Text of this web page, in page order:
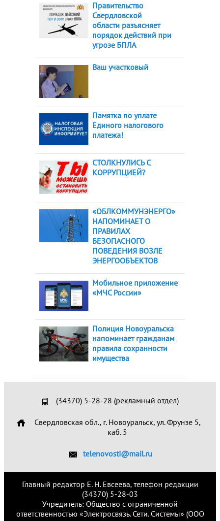
Правительство
Свердловской
области разъясняет
порядок действий при
угрозе БПЛА
Ваш участковый
Памятка по уплате
Единого налогового
платежа!
СТОЛКНУЛИСЬ С
КОРРУПЦИЕЙ?
«ОБЛКОММУНЭНЕРГО»
НАПОМИНАЕТ О
ПРАВИЛАХ
БЕЗОПАСНОГО
ПОВЕДЕНИЯ ВОЗЛЕ
ЭНЕРГООБЪЕКТОВ
Мобильное приложение
«МЧС России»
Полиция Новоуральска
напоминает гражданам
правила сохранности
имущества
(34370) 5-28-28 (рекламный отдел)
Свердловская обл., г. Новоуральск, ул. Фрунзе 5,
каб. 5
telenovosti@mail.ru
Главный редактор Е. Н. Евсеева, телефон редакции
(34370) 5-28-03
Учредитель: Общество с ограниченной
ответственностью «Электросвязь. Сети. Системы» (ООО